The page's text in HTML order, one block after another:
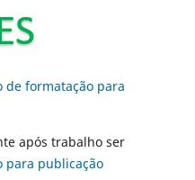
de formatação para
após trabalho ser
para publicação